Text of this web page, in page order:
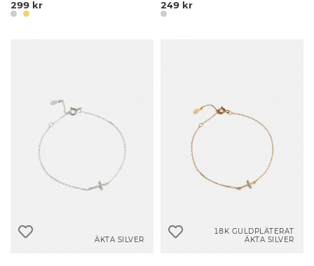
299 kr
249 kr
ÄKTA SILVER
18K GULDPLÄTERAT
ÄKTA SILVER